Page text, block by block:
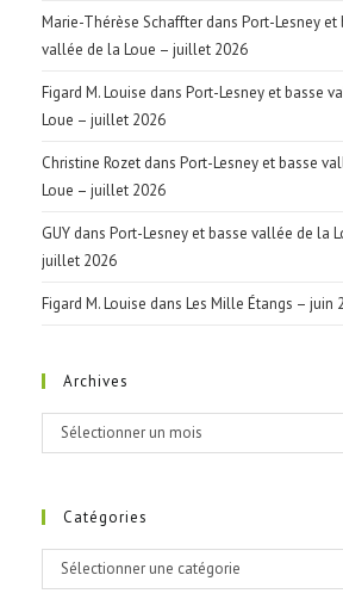
Marie-Thérèse Schaffter dans Port-Lesney et
vallée de la Loue – juillet 2026
Figard M. Louise dans Port-Lesney et basse
Loue – juillet 2026
Christine Rozet dans Port-Lesney et basse
Loue – juillet 2026
GUY dans Port-Lesney et basse vallée de la
juillet 2026
Figard M. Louise dans Les Mille Étangs – juin
Archives
Archives
Sélectionner un mois
Catégories
Catégories
Sélectionner une catégorie